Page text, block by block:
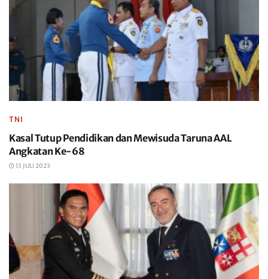
TNI
Kasal Tutup Pendidikan dan Mewisuda Taruna AAL
Angkatan Ke-68
13 JULI 2023